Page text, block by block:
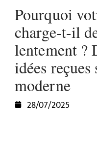
Pourquoi
charge-t-il
lentement ?
idées
moderne
28/07/2025